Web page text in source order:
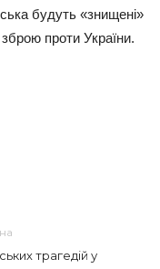
будуть «знищені»
проти України.
трагедій у